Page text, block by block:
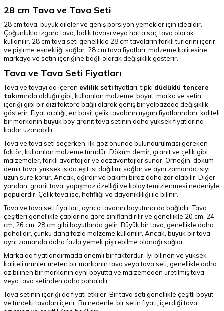
28 cm Tava ve Tava Seti
28 cm tava, büyük aileler ve geniş porsiyon yemekler için idealdir.
Çoğunlukla ızgara tava, balık tavası veya hatta saç tava olarak
kullanılır. 28 cm tava seti genellikle 28 cm tavaların farklı türlerini içerir
ve pişirme esnekliği sağlar. 28 cm tava fiyatları, malzeme kalitesine,
markaya ve setin içeriğine bağlı olarak değişiklik gösterir.
Tava ve Tava Seti Fiyatları
Tava ve tavayı da içeren evlilik seti fiyatları, tıpkı düdüklü tencere
takımında olduğu gibi, kullanılan malzeme, boyut, marka ve setin
içeriği gibi bir dizi faktöre bağlı olarak geniş bir yelpazede değişiklik
gösterir. Fiyat aralığı, en basit çelik tavaların uygun fiyatlarından, kaliteli
bir markanın büyük boy granit tava setinin daha yüksek fiyatlarına
kadar uzanabilir.
Tava ve tava seti seçerken, ilk göz önünde bulundurulması gereken
faktör, kullanılan malzeme türüdür. Döküm demir, granit ve çelik gibi
malzemeler, farklı avantajlar ve dezavantajlar sunar. Örneğin, döküm
demir tava, yüksek ısıda eşit ısı dağılımı sağlar ve aynı zamanda ısıyı
uzun süre korur. Ancak, ağırdır ve bakımı biraz daha zor olabilir. Diğer
yandan, granit tava, yapışmaz özelliği ve kolay temizlenmesi nedeniyle
popülerdir. Çelik tava ise, hafifliği ve dayanıklılığı ile bilinir.
Tava ve tava seti fiyatları, ayrıca tavanın boyutuna da bağlıdır. Tava
çeşitleri genellikle çaplarına göre sınıflandırılır ve genellikle 20 cm, 24
cm, 26 cm, 28 cm gibi boyutlarda gelir. Büyük bir tava, genellikle daha
pahalıdır, çünkü daha fazla malzeme kullanılır. Ancak, büyük bir tava
aynı zamanda daha fazla yemek pişirebilme olanağı sağlar.
Marka da fiyatlandırmada önemli bir faktördür. İyi bilinen ve yüksek
kaliteli ürünler üreten bir markanın tava veya tava seti, genellikle daha
az bilinen bir markanın aynı boyutta ve malzemeden üretilmiş tava
veya tava setinden daha pahalıdır.
Tava setinin içeriği de fiyatı etkiler. Bir tava seti genellikle çeşitli boyut
ve türdeki tavaları içerir. Bu nedenle, bir setin fiyatı, içerdiği tava